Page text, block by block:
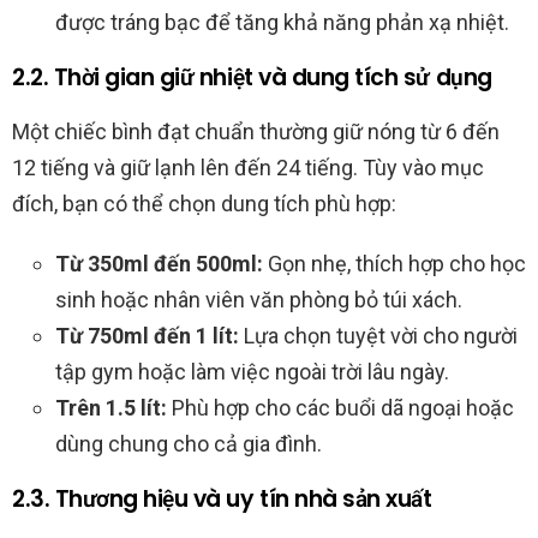
được tráng bạc để tăng khả năng phản xạ nhiệt.
2.2. Thời gian giữ nhiệt và dung tích sử dụng
Một chiếc bình đạt chuẩn thường giữ nóng từ 6 đến
12 tiếng và giữ lạnh lên đến 24 tiếng. Tùy vào mục
đích, bạn có thể chọn dung tích phù hợp:
Từ 350ml đến 500ml: Gọn nhẹ, thích hợp cho học
sinh hoặc nhân viên văn phòng bỏ túi xách.
Từ 750ml đến 1 lít: Lựa chọn tuyệt vời cho người
tập gym hoặc làm việc ngoài trời lâu ngày.
Trên 1.5 lít: Phù hợp cho các buổi dã ngoại hoặc
dùng chung cho cả gia đình.
2.3. Thương hiệu và uy tín nhà sản xuất